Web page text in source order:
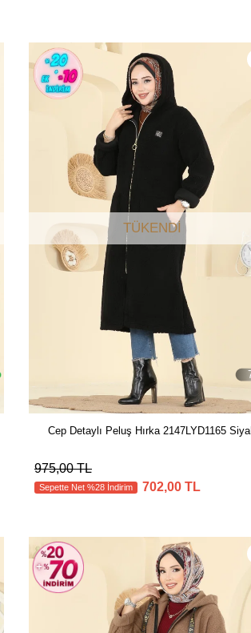
TÜKENDI
Cep Detaylı Peluş Hırka 2147LYD1165
975,00 TL
Sepette Net %28 İndirim 702,00 TL